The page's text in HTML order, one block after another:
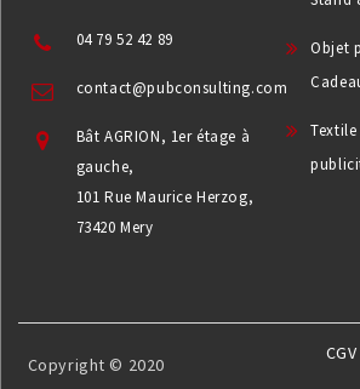
04 79 52 42 89
contact@pubconsulting.com
Bât AGRION, 1er étage à
gauche,
101 Rue Maurice Herzog,
73420 Mery
Objet
Textile
Copyright © 2020
CGV